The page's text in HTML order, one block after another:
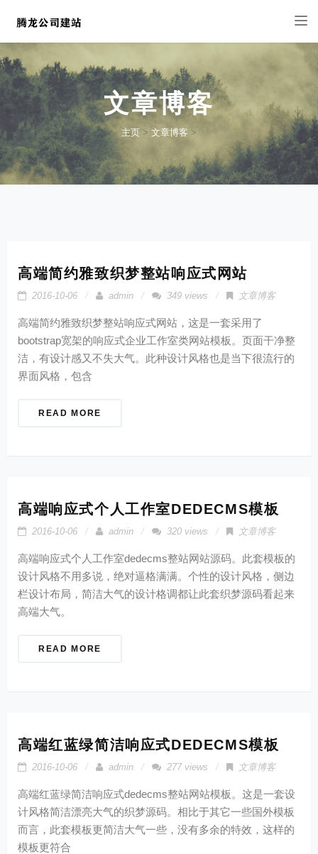
文章博客
主页 > 文章博客 >
高端简约雅致织梦整站响应式网站
2016-10-06 admin 349 views 文章博客
高端简约雅致织梦整站响应式网站，这是一套采用了
bootstrap宽架的响应式企业工作室类网站模板。页面干净整
洁，有设计感又不失大气。此种设计风格也是当下很流行的
界面风格，包含
READ MORE
高端响应式个人工作室DEDECMS模板
2016-10-06 admin 320 views 文章博客
高端响应式个人工作室dedecms整站网站源码。此套模板的
设计风格不用多说，绝对逼格满满。个性的设计风格，侧边
栏设计布局，简洁大气的设计格调都让此套织梦源码看起来
高端大气。
READ MORE
高端红蓝绿简洁响应式DEDECMS模板
2016-10-06 admin 277 views 文章博客
高端红蓝绿简洁响应式dedecms整站网站模板。这是一套设
计风格简洁漂亮大气的织梦源码。相比于其它一些国外模板
而言，此套模板更简洁大气一些，没有多余的特效，这样的
模板更符合